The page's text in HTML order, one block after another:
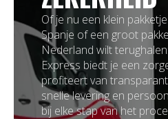
Of je nu een klein
Spanje of een groot
Nederland wilt
Express biedt je een
profiteert van
snelle levering en
bij elke stap van het